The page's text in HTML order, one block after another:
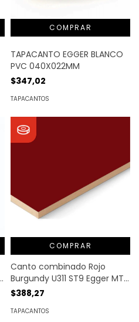
TAPACANTO EGGER BLANCO
PVC 040X022MM
$347,02
TAPACANTOS
COMPRAR
Canto combinado Rojo
Burgundy U311 ST9 Egger MT.
LINEAL
$388,27
TAPACANTOS